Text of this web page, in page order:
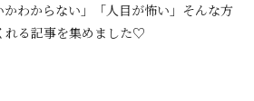
わからない」「人目が怖い」そんな方
れる記事を集めました♡